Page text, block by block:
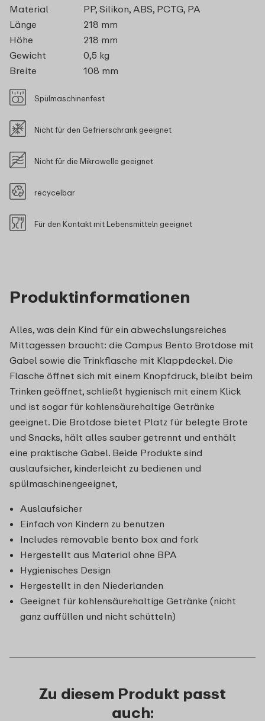
Produktinformationen
Alles, was dein Kind für ein abwechslungsreiches
Mittagessen braucht: die Campus Bento Brotdose mit
Gabel sowie die Trinkflasche mit Klappdeckel. Die
Flasche öffnet sich mit einem Knopfdruck, bleibt beim
Trinken geöffnet, schließt hygienisch mit einem Klick
und ist sogar für kohlensäurehaltige Getränke
geeignet. Die Brotdose bietet Platz für belegte Brote
und Snacks, hält alles sauber getrennt und enthält
eine praktische Gabel. Beide Produkte sind
auslaufsicher, kinderleicht zu bedienen und
spülmaschinengeeignet,
Auslaufsicher
Einfach von Kindern zu benutzen
Includes removable bento box and fork
Hergestellt aus Material ohne BPA
Hygienisches Design
Hergestellt in den Niederlanden
Geeignet für kohlensäurehaltige Getränke (nicht
ganz auffüllen und nicht schütteln)
Material
PP, Silikon, ABS, PCTG, PA
Länge
218 mm
Höhe
218 mm
Gewicht
0,5 kg
Breite
108 mm
Spülmaschinenfest
Nicht für den Gefrierschrank geeignet
Nicht für die Mikrowelle geeignet
recycelbar
Für den Kontakt mit Lebensmitteln geeignet
Zu diesem Produkt passt
auch: